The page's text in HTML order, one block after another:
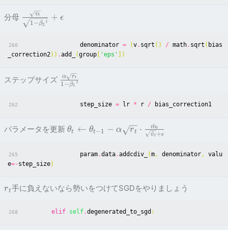
分母
1−β2
t
vt + ϵ
260 denominator = (v. sqrt () / math. sqrt ( bias
_correction2)) .add_ (group 'eps' ])
ステップサイズ 1 −β1
t
α rt
262 step_size = lr * r / bias_correction1
パラメータを更新 θt ← θt−1 − α rt ⋅ v
^t +ϵ
m
^t
265 param.data.addcdiv_ (m, denominator,
valu
e=-step_size)
rt手に負えないなら勢いをつけてSGDをやりましょう
268 elif self.degenerated_to_sgd :